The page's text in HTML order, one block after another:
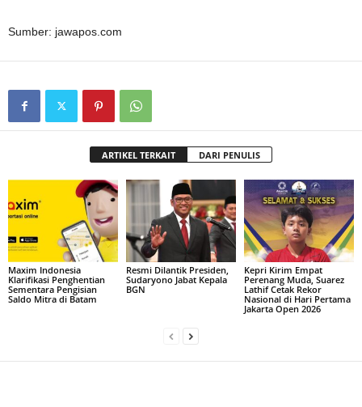
Sumber: jawapos.com
ARTIKEL TERKAIT DARI PENULIS
Maxim Indonesia
Klarifikasi Penghentian
Sementara Pengisian
Saldo Mitra di Batam
Resmi Dilantik Presiden,
Sudaryono Jabat Kepala
BGN
Kepri Kirim Empat
Perenang Muda, Suarez
Lathif Cetak Rekor
Nasional di Hari Pertama
Jakarta Open 2026